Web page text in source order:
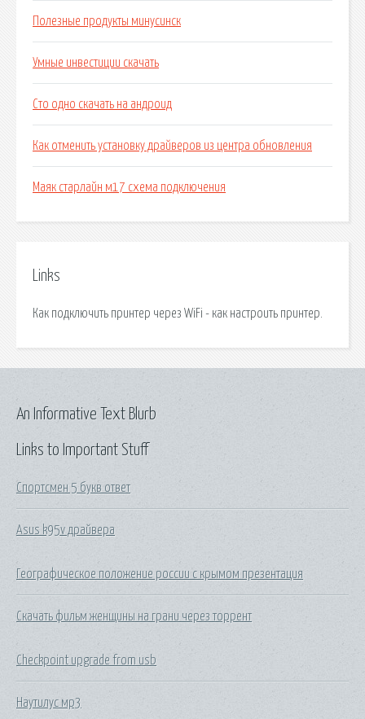
Полезные продукты минусинск
Умные инвестиции скачать
Сто одно скачать на андроид
Как отменить установку драйверов из центра обновления
Маяк старлайн м17 схема подключения
Links
Как подключить принтер через WiFi - как настроить принтер.
Links to Important Stuff
Спортсмен 5 букв ответ
Asus k95v драйвера
Географическое положение россии с крымом презентация
Скачать фильм женщины на грани через торрент
Checkpoint upgrade from usb
Наутилус мр3
An Informative Text Blurb